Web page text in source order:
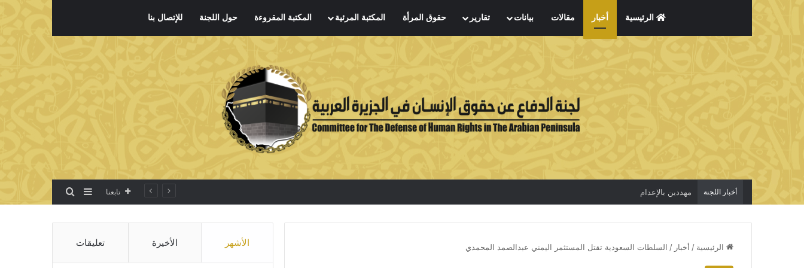
الرئيسية أخبار مقالات بيانات تقارير حقوق المرأة المكتبة المرئية المكتبة المقروءة حول اللجنة للإتصال بنا
أخبار اللجنة مهددين بالإعدام تابعنا إضافة عمود جانبي
بحث عن
الرئيسية / أخبار / السلطات السعودية تقتل المستثمر اليمني عبدالصمد المحمدي الأشهر الأخيرة تعليقات